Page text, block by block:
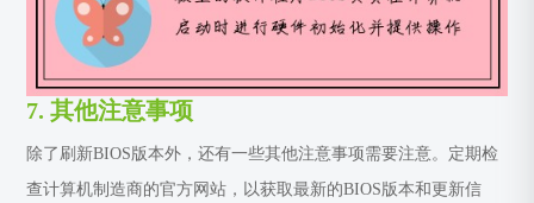
7. 其他注意事项
除了刷新BIOS版本外，还有一些其他注意事项需要注意。定期检
查计算机制造商的官方网站，以获取最新的BIOS版本和更新信